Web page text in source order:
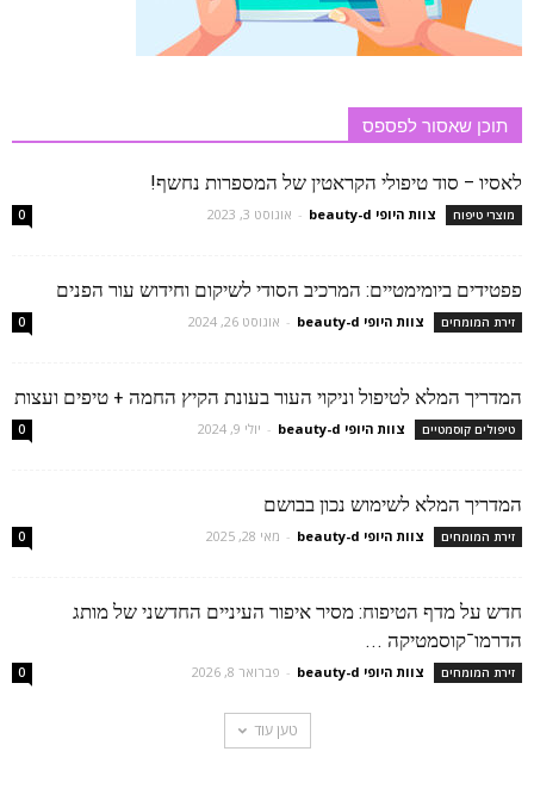
תוכן שאסור לפספס
לאסיו – סוד טיפולי הקראטין של המספרות נחשף!
מוצרי טיפוח צוות היופי beauty-d - אוגוסט 3, 2023 0
פפטידים ביומימטיים: המרכיב הסודי לשיקום וחידוש עור הפנים
זירת המומחים צוות היופי beauty-d - אוגוסט 26, 2024 0
המדריך המלא לטיפול וניקוי העור בעונת הקיץ החמה + טיפים ועצות
טיפולים קוסמטיים צוות היופי beauty-d - יולי 9, 2024 0
המדריך המלא לשימוש נכון בבושם
זירת המומחים צוות היופי beauty-d - מאי 28, 2025 0
חדש על מדף הטיפוח: מסיר איפור העיניים החדשני של מותג
הדרמו־קוסמטיקה ...
זירת המומחים צוות היופי beauty-d - פברואר 8, 2026 0
טען עוד